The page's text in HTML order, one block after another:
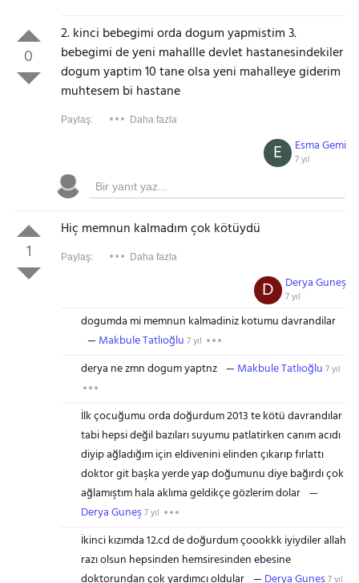
0
2. kinci bebegimi orda dogum yapmistim 3.
bebegimi de yeni mahallle devlet hastanesindekiler
dogum yaptim 10 tane olsa yeni mahalleye giderim
muhtesem bi hastane
Paylaş: Daha fazla
Esma Gemi
7 yıl
E
1
Hiç memnun kalmadım çok kötüydü
Paylaş: Daha fazla
Derya Guneş
7 yıl
D
dogumda mi memnun kalmadiniz kotumu davrandilar
Makbule Tatlıoğlu 7 yıl
derya ne zmn dogum yaptnz Makbule Tatlıoğlu 7 yıl
İlk çocuğumu orda doğurdum 2013 te kötü davrandılar
tabi hepsi değil bazıları suyumu patlatirken canım acıdı
diyip ağladığım için eldivenini elinden çıkarıp fırlattı
doktor git başka yerde yap doğumunu diye bağırdı çok
ağlamıştım hala aklıma geldikçe gözlerim dolar
Derya Guneş7 yıl
İkinci kızımda 12.cd de doğurdum çoookkk iyiydiler allah
razı olsun hepsinden hemsiresinden ebesine
7 yıl